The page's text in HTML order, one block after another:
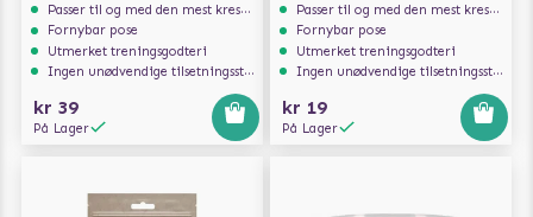
Passer til og med den mest kresne hunden
Fornybar pose
Utmerket treningsgodteri
Ingen unødvendige tilsetningsstoffer
kr 39
På Lager
Passer til og med den mest kresne hunden
Fornybar pose
Utmerket treningsgodteri
Ingen unødvendige tilsetningsstoffer
kr 19
På Lager